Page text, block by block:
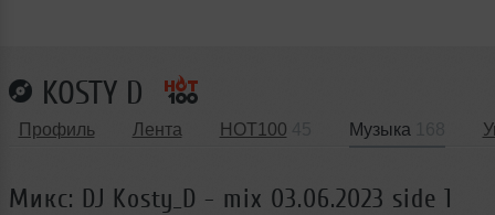
KOSTY D
Профиль Лента HOT100 Музыка
Микс: DJ Kosty_D - mix 03.06.2023 side 1